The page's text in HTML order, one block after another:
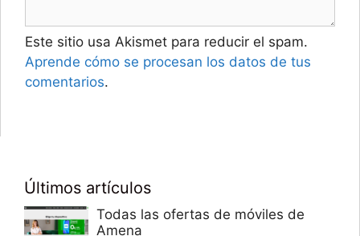
Este sitio usa Akismet para reducir el spam.
Aprende cómo se procesan los datos de tus
comentarios.
Últimos artículos
Todas las ofertas de móviles de
Amena